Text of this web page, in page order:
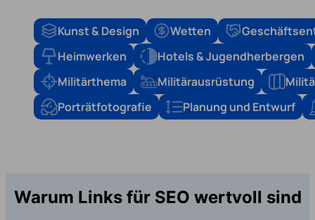
Kunst & Design Wetten
Heimwerken
Hotels & Jugendherbergen
Militärthema
Militärausrüstung
Porträtfotografie
Planung und Entwurf
Warum Links für SEO wertvoll sind